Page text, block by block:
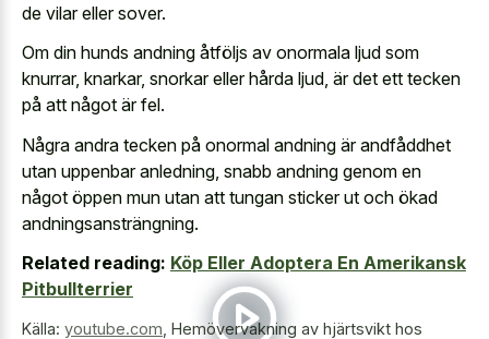
de vilar eller sover.
Om din hunds andning åtföljs av onormala ljud som
knurrar, knarkar, snorkar eller hårda ljud, är det ett tecken
på att något är fel.
Några andra tecken på onormal andning är andfåddhet
utan uppenbar anledning, snabb andning genom en
något öppen mun utan att tungan sticker ut och ökad
andningsansträngning.
Related reading: Köp Eller Adoptera En Amerikansk
Pitbullterrier
Källa: youtube.com Hemövervakning av hjärtsvikt hos